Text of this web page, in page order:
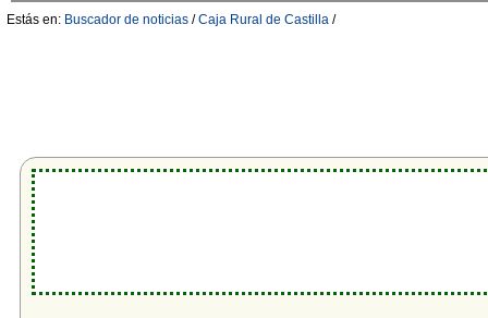
Estás en: Buscador de noticias /Caja Rural de Castilla /